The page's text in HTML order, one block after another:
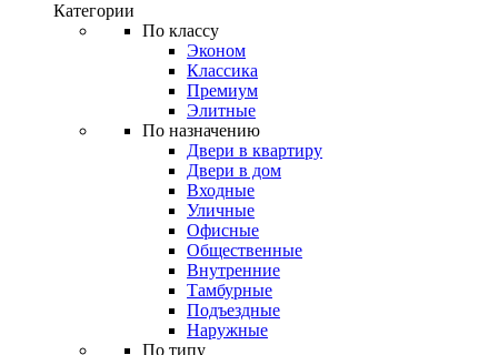
Категории
По классу
Эконом
Классика
Премиум
Элитные
По назначению
Двери в квартиру
Двери в дом
Входные
Уличные
Офисные
Общественные
Внутренние
Тамбурные
Подъездные
Наружные
По типу